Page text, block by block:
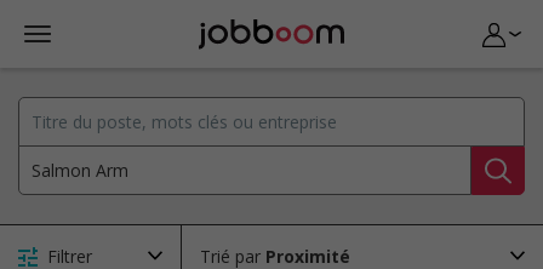
Filtrer Trié par